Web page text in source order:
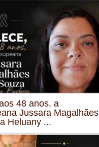
48 anos, a
Jussara Magalhães
Heluany ...